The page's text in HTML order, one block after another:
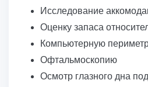
Исследование
Оценку запаса
Компьютерную
Офтальмоскопию
Осмотр глазного дна